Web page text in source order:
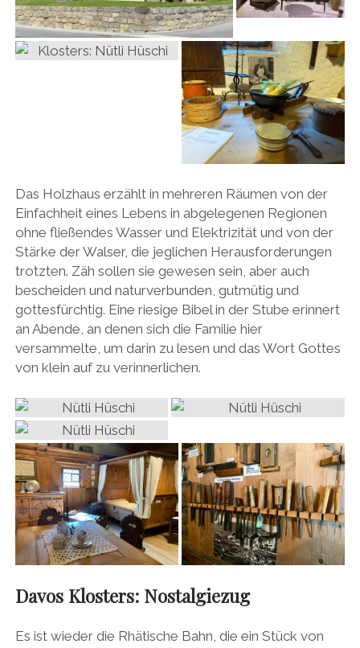
Das Holzhaus erzählt in mehreren Räumen von der
Einfachheit eines Lebens in abgelegenen Regionen
ohne fließendes Wasser und Elektrizität und von der
Stärke der Walser, die jeglichen Herausforderungen
trotzten. Zäh sollen sie gewesen sein, aber auch
bescheiden und naturverbunden, gutmütig und
gottesfürchtig. Eine riesige Bibel in der Stube erinnert
an Abende, an denen sich die Familie hier
versammelte, um darin zu lesen und das Wort Gottes
von klein auf zu verinnerlichen.
Davos Klosters: Nostalgiezug
Es ist wieder die Rhätische Bahn, die ein Stück von